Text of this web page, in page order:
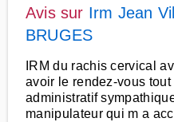
Avis sur Irm Jean
BRUGES
IRM du rachis cervical
avoir le rendez-vous tout
administratif
manipulateur qui m a